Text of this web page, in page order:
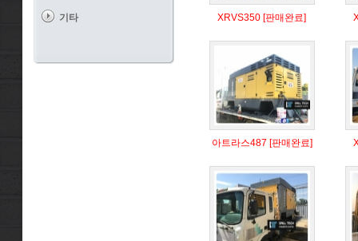
기타 XRVS350 [판매완료]
아트라스487 [판매완료]